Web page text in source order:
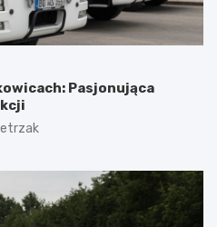
Pasjonująca